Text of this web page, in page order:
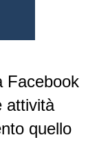
Facebook
attività
quello